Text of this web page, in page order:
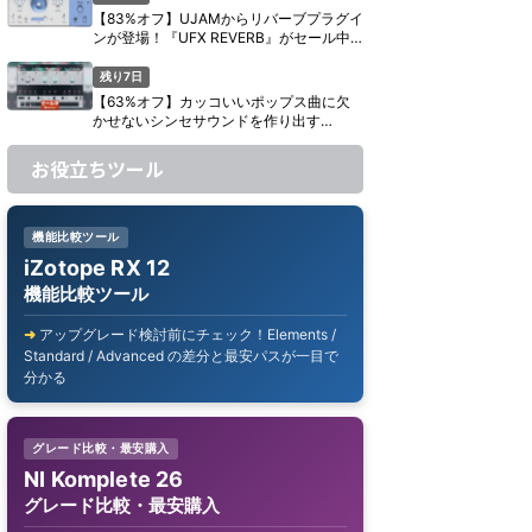
【83%オフ】UJAMからリバーブプラグイ
ンが登場！『UFX REVERB』がセール中
残り7日
【63%オフ】カッコいいポップス曲に欠
かせないシンセサウンドを作り出す
間限定】
お役立ちツール
機能比較ツール
iZotope RX 12
機能比較ツール
アップグレード検討前にチェック！Elements /
Standard / Advanced の差分と最安パスが一目で
分かる
グレード比較・最安購入
NI Komplete 26
グレード比較・最安購入